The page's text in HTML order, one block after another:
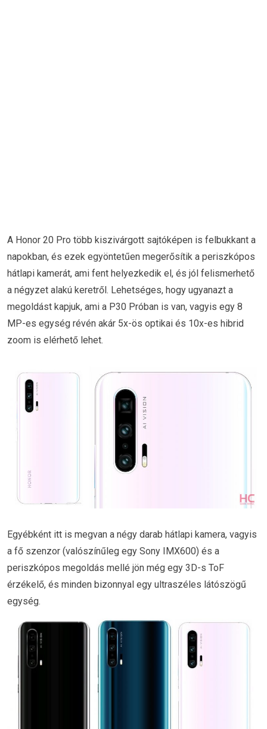
A Honor 20 Pro több kiszivárgott sajtóképen is felbukkant a
napokban, és ezek egyöntetűen megerősítik a periszkópos
hátlapi kamerát, ami fent helyezkedik el, és jól felismerhető
a négyzet alakú keretről. Lehetséges, hogy ugyanazt a
megoldást kapjuk, ami a P30 Próban is van, vagyis egy 8
MP-es egység révén akár 5x-ös optikai és 10x-es hibrid
zoom is elérhető lehet.
Egyébként itt is megvan a négy darab hátlapi kamera, vagyis
a fő szenzor (valószínűleg egy Sony IMX600) és a
periszkópos megoldás mellé jön még egy 3D-s ToF
érzékelő, és minden bizonnyal egy ultraszéles látószögű
egység.